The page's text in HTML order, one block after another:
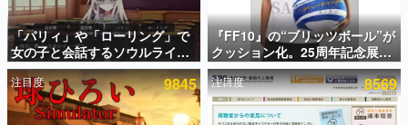
アプリセール情報
インタビュー
連載・特集一覧
「パリィ」や「ローリング」で
女の子と会話するソウルライク
恋愛ゲーム『小早川さんはソウ
ルライク』無料公開。返事に失
敗すると「YOU DIED」
『FF10』の“ブリッツボール”が
クッション化。25周年記念展
「FINAL FANTASY X
MUSEUM-幻光の記憶-」のグッ
ズ情報が一部公開
注目度 9845 注目度 8569